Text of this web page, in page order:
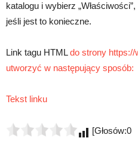
katalogu i wybierz
jeśli jest to konieczne.
Link tagu HTMLdo strony
utworzyć w następujący sposób:
Tekst linku